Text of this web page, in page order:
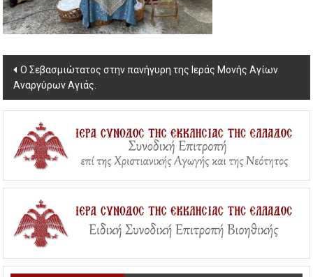
Post
navigation
Ο Σεβασμιώτατος στην πανήγυρη της Ιεράς Μονής Αγίων
Αναργύρων Αγιάς.